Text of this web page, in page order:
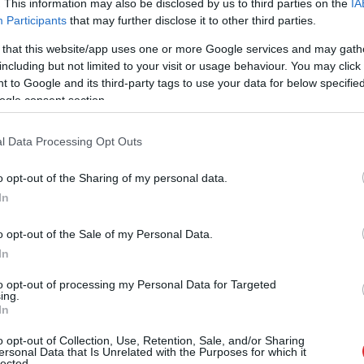
This information may also be disclosed by us to third parties on the
Participants that may further disclose it to other third parties.
that this website/app uses one or more Google services and may
but not limited to your visit or usage behaviour. You may
to Google and its third-party tags to use your data for below
consent section.
Data Processing Opt Outs
opt-out of the Sharing of my personal data.
opt-out of the Sale of my Personal Data.
opt-out of processing my Personal Data for Targeted
opt-out of Collection, Use, Retention, Sale, and/or Sharing
Data that Is Unrelated with the Purposes for which it
var izraisīt zobu lūzumus, bojāt emalju utt.
pēc to lietošanas jāparūpējas pa zobiem. Bet
izvairīties, lai novērstu iespējamās zobu
draudzīgiem ēdieniem un dzērieniem. Tādi ir
siekalu veidošanos un tādējādi palīdz
ir arī siers, jo tas satur kalciju, kas stiprina
ir ūdens, tas palīdz arī no mutes izskalot
dobuma higiēnu.